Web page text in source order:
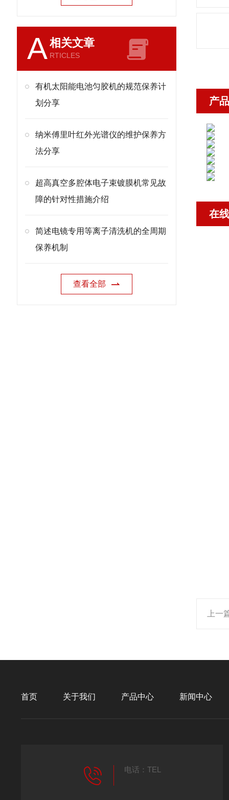
A相关文章
RTICLES
有机太阳能电池匀胶机的规范保养计
划分享
纳米傅里叶红外光谱仪的维护保养方
法分享
超高真空多腔体电子束镀膜机常见故
障的针对性措施介绍
简述电镜专用等离子清洗机的全周期
保养机制
查看全部
产
在
上一
首页 关于我们 产品中心 新闻中心
电话：TEL